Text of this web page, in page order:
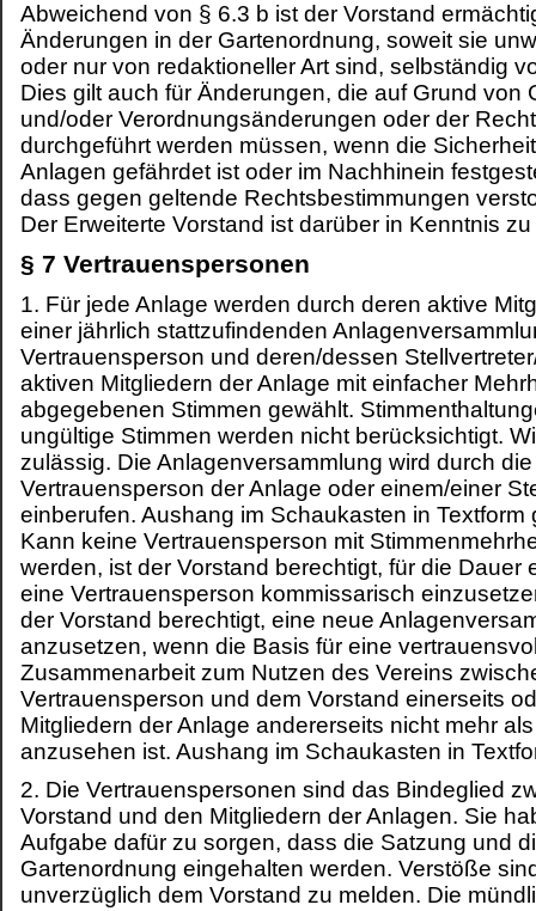
Abweichend von § 6.3 b ist der Vorstand
Änderungen in der Gartenordnung, soweit sie
oder nur von redaktioneller Art sind, selbständig
Dies gilt auch für Änderungen, die auf Grund von
und/oder Verordnungsänderungen oder der
durchgeführt werden müssen, wenn die
Anlagen gefährdet ist oder im Nachhinein
dass gegen geltende Rechtsbestimmungen
Der Erweiterte Vorstand ist darüber in Kenntnis
§ 7 Vertrauenspersonen
1. Für jede Anlage werden durch deren aktive
einer jährlich stattzufindenden
Vertrauensperson und deren/dessen
aktiven Mitgliedern der Anlage mit einfacher
abgegebenen Stimmen gewählt.
ungültige Stimmen werden nicht berücksichtigt.
zulässig. Die Anlagenversammlung wird durch die
Vertrauensperson der Anlage oder einem/einer
einberufen. Aushang im Schaukasten in Textform
Kann keine Vertrauensperson mit
werden, ist der Vorstand berechtigt, für die Dauer
eine Vertrauensperson kommissarisch
der Vorstand berechtigt, eine neue
anzusetzen, wenn die Basis für eine
Zusammenarbeit zum Nutzen des Vereins
Vertrauensperson und dem Vorstand einerseits
Mitgliedern der Anlage andererseits nicht mehr
anzusehen ist. Aushang im Schaukasten in
2. Die Vertrauenspersonen sind das Bindeglied
Vorstand und den Mitgliedern der Anlagen. Sie
Aufgabe dafür zu sorgen, dass die Satzung und
Gartenordnung eingehalten werden. Verstöße
unverzüglich dem Vorstand zu melden. Die